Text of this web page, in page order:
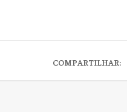
COMPARTILHAR: